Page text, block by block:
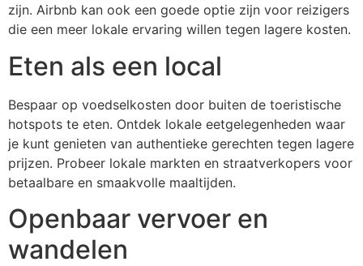
zijn. Airbnb kan ook een goede optie zijn voor reizigers
die een meer lokale ervaring willen tegen lagere kosten.
Eten als een local
Bespaar op voedselkosten door buiten de toeristische
hotspots te eten. Ontdek lokale eetgelegenheden waar
je kunt genieten van authentieke gerechten tegen lagere
prijzen. Probeer lokale markten en straatverkopers voor
betaalbare en smaakvolle maaltijden.
Openbaar vervoer en
wandelen